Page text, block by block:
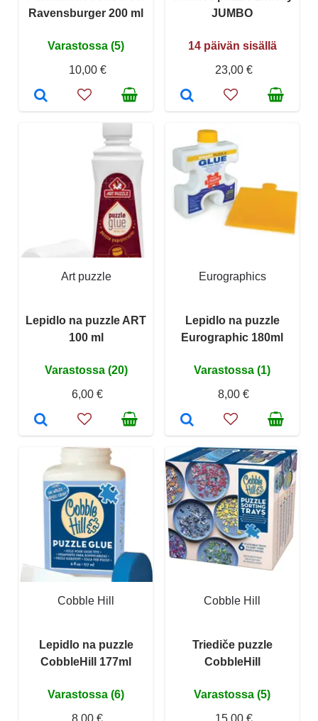
Ravensburger 200 ml
Varastossa (5)
10,00 €
JUMBO
14 päivän sisällä
23,00 €
Art puzzle
Lepidlo na puzzle ART
100 ml
Varastossa (20)
6,00 €
Eurographics
Lepidlo na puzzle
Eurographic 180ml
Varastossa (1)
8,00 €
Cobble Hill
Lepidlo na puzzle
CobbleHill 177ml
Varastossa (6)
Cobble Hill
Triediče puzzle
CobbleHill
Varastossa (5)